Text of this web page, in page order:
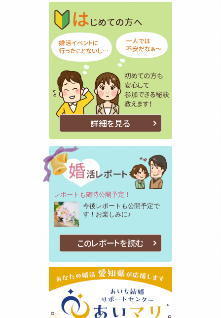
はじめての方
詳細を見る
レポートも随時公開予定！
今後レポートも公開予定で
す！お楽しみに♪
このレポートを読む